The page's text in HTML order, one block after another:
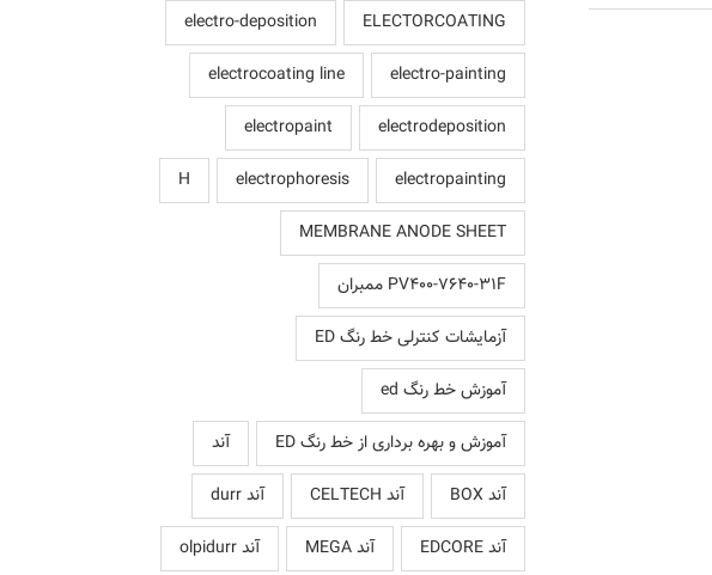
ELECTORCOATING
electro-deposition
electro-painting
electrocoating line
electrodeposition
electropaint
electropainting
electrophoresis
H
MEMBRANE ANODE SHEET
PV400-7640-31F ممبران
آزمایشات کنترلی خط رنگ ED
آموزش خط رنگ ed
آموزش و بهره برداری از خط رنگ ED
آند
آند BOX
آند CELTECH
آند durr
آند EDCORE
آند MEGA
آند olpidurr